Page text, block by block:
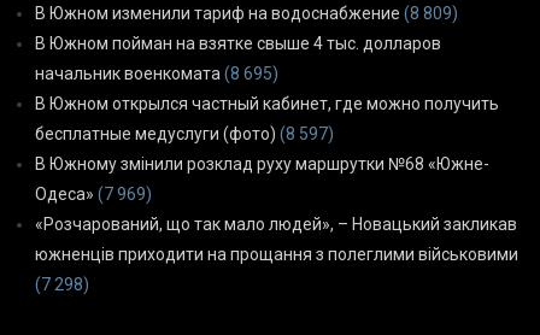
В Южном изменили тариф на водоснабжение (8 809)
В Южном пойман на взятке свыше 4 тыс. долларов
начальник военкомата (8 695)
В Южном открылся частный кабинет, где можно получить
бесплатные медуслуги (фото) (8 597)
В Южному змінили розклад руху маршрутки №68 «Южне-
Одеса» (7 969)
«Розчарований, що так мало людей», – Новацький закликав
южненців приходити на прощання з полеглими військовими
(7 298)